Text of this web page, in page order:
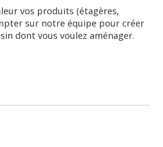
vos produits (étagères,
sur notre équipe pour créer
dont vous voulez aménager.